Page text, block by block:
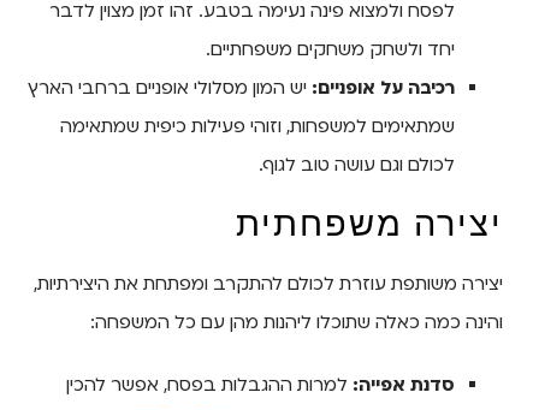
לפסח ולמצוא פינה נעימה בטבע. זהו זמן מצוין לדבר
יחד ולשחק משחקים משפחתיים.
רכיבה על אופניים: יש המון מסלולי אופניים ברחבי הארץ
שמתאימים למשפחות, וזוהי פעילות כיפית שמתאימה
לכולם וגם עושה טוב לגוף.
יצירה משפחתית
יצירה משותפת עוזרת לכולם להתקרב ומפתחת את היצירתיות,
והינה כמה כאלה שתוכלו ליהנות מהן עם כל המשפחה:
סדנת אפייה: למרות ההגבלות בפסח, אפשר להכין